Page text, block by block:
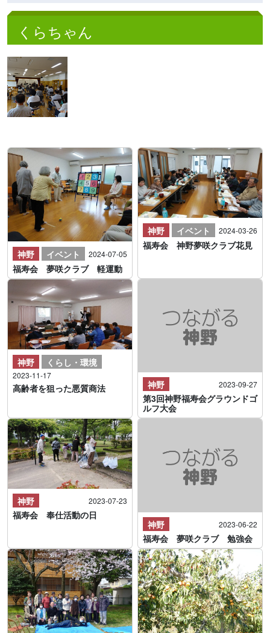
くらちゃん
神野 イベント 2024-07-05
福寿会 夢咲クラブ 軽運動
神野 イベント 2024-03-26
福寿会 神野夢咲クラブ花見
神野 くらし・環境
2023-11-17
高齢者を狙った悪質商法 神野 2023-09-27
第3回神野福寿会グラウンドゴ
ルフ大会
神野 2023-07-23
福寿会 奉仕活動の日
神野 2023-06-22
福寿会 夢咲クラブ 勉強会